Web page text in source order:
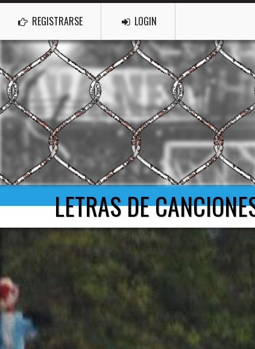
REGISTRARSE LOGIN
LETRAS DE